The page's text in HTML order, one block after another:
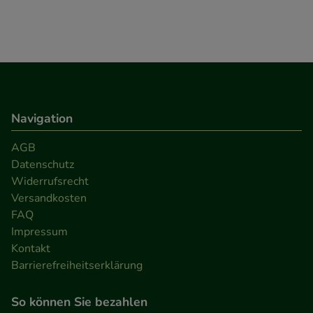
betreiben.
Statistik & Tracking:
Informationen über die Art und Weise der Nutzung
unserer Website sammeln, mit deren Hilfe wir
unsere Website weiter für Sie optimieren können,
den Inhalt auf unserer Website aber auch die
Werbung auf Drittseiten möglichst relevant für Sie
zu gestalten. Bitte beachten Sie, dass Daten hierfür
Medien übertragen werden.
Navigation
AGB
Datenschutz
Widerrufsrecht
Versandkosten
FAQ
Impressum
Kontakt
Barrierefreiheitserklärung
So können Sie bezahlen